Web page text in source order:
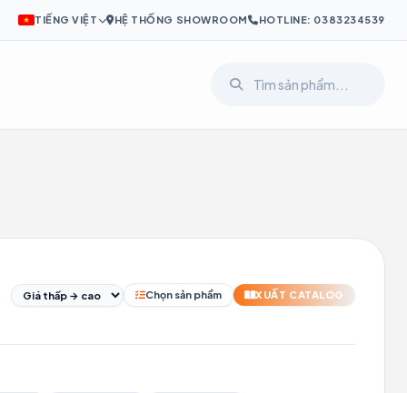
TIẾNG VIỆT HỆ THỐNG SHOWROOM HOTLINE: 0383234539
Chọn sản phẩm XUẤT CATALOG